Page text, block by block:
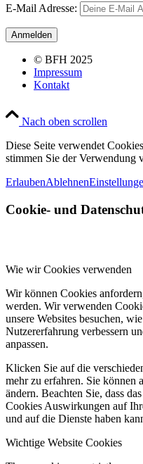
E-Mail Adresse:
© BFH 2025
Impressum
Kontakt
Nach oben scrollen
Diese Seite verwendet
stimmen Sie der Verwendung
ErlaubenAblehnen
Cookie- und
Wie wir Cookies verwenden
Wir können Cookies
werden. Wir verwenden
unsere Websites besuchen,
Nutzererfahrung verbessern
anpassen.
Klicken Sie auf die
mehr zu erfahren. Sie können
ändern. Beachten Sie, dass
Cookies Auswirkungen auf
und auf die Dienste haben
Wichtige Website Cookies